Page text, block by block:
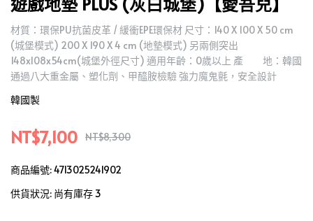
材質：環保PU抗菌皮革 / 緩衝EPE環保材 尺寸：140 X 100 X 50 cm
(城堡模式) 200 X 190 X 4 cm (地墊模式) 另兩側突出
148x108x54cm(城堡外徑尺寸) 適用年齡：0歲以上 產 地：韓國
通過八大重金屬、塑化劑、甲醯胺檢驗 強力魔鬼氈，安全設計
韓國製
NT$7,100 NT$8,300
商品編號:4713025241902
供貨狀況: 尚有庫存 3